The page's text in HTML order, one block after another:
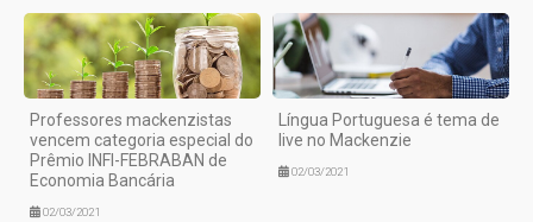
Professores mackenzistas
vencem categoria especial do
Prêmio INFI-FEBRABAN de
Economia Bancária
02/03/2021
Língua Portuguesa é tema de
live no Mackenzie
02/03/2021